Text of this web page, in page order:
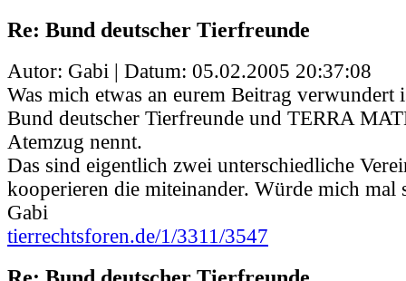
Re: Bund deutscher Tierfreunde
Autor: Gabi | Datum: 05.02.2005 20:37:08
Was mich etwas an eurem Beitrag verwundert
Bund deutscher Tierfreunde und TERRA
Atemzug nennt.
Das sind eigentlich zwei unterschiedliche
kooperieren die miteinander. Würde mich mal
Gabi
tierrechtsforen.de/1/3311/3547